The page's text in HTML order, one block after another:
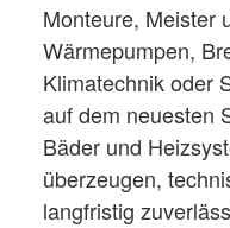
Monteure, Meister
Wärmepumpen,
Klimatechnik oder
auf dem neuesten
Bäder und
überzeugen,
langfristig